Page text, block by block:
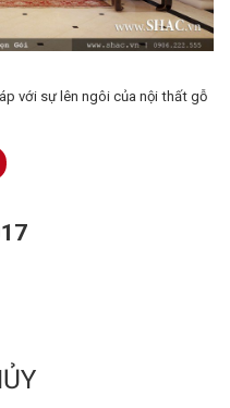
với sự lên ngôi của nội thất gỗ